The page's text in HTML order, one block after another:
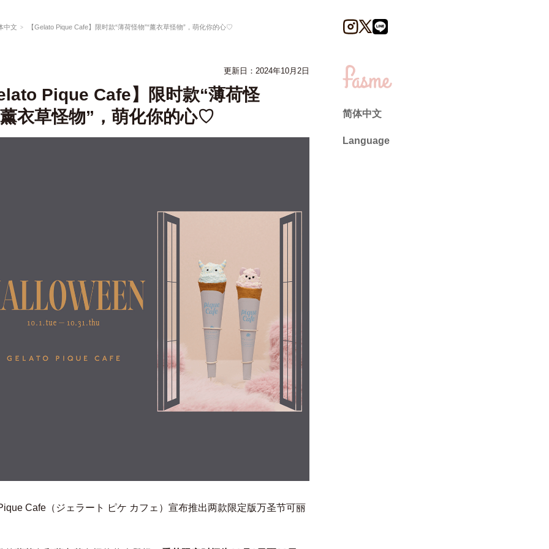
中文 【Gelato Pique Cafe】限时款“薄荷怪物”“薰衣草怪物”，萌化你的心♡
更新日： 2024年10月2日
Pique Cafe】限时款“薄荷怪
衣草怪物”，萌化你的心♡
Cafe（ジェラート ピケ カフェ）宣布推出两款限定版万圣节可丽
简体中文
Language